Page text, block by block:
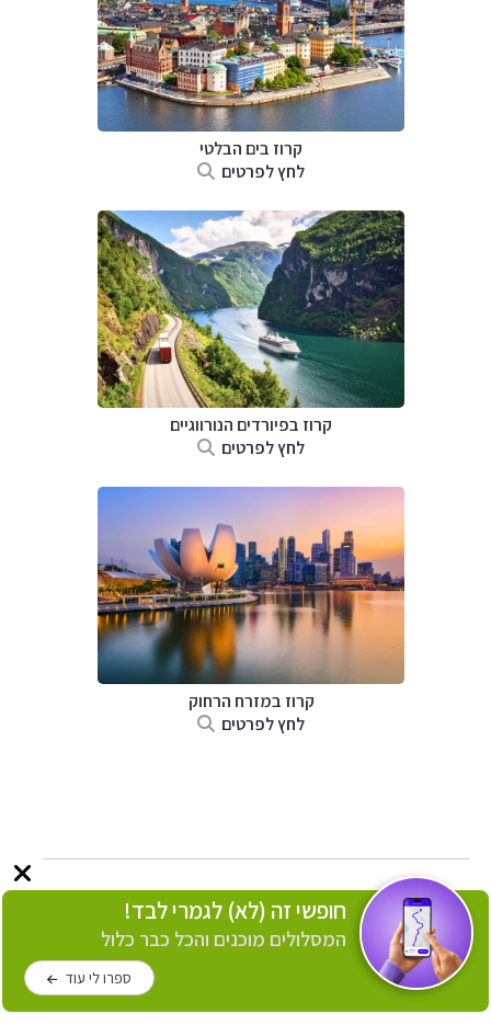
קרוז בים הבלטי
לחץ לפרטים
קרוז בפיורדים הנורווגיים
לחץ לפרטים
קרוז במזרח הרחוק
לחץ לפרטים
חופשי זה (לא) לגמרי לבד!
המסלולים מוכנים והכל כבר כלול
ספרו לי עוד